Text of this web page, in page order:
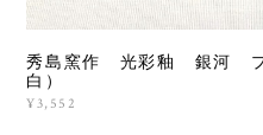
秀島窯作 光彩釉 銀河 プ
白）
¥3,552